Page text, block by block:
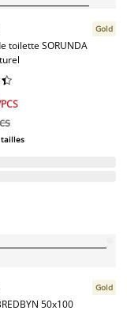
toilette SORUNDA
Gold


tailles
50x100
Gold